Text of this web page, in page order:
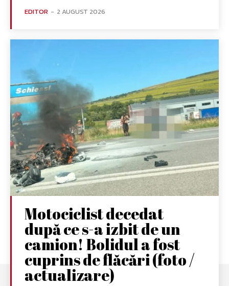
EDITOR - 2 AUGUST 2026
Motociclist decedat
după ce s-a izbit de un
camion! Bolidul a fost
cuprins de flăcări (foto /
actualizare)